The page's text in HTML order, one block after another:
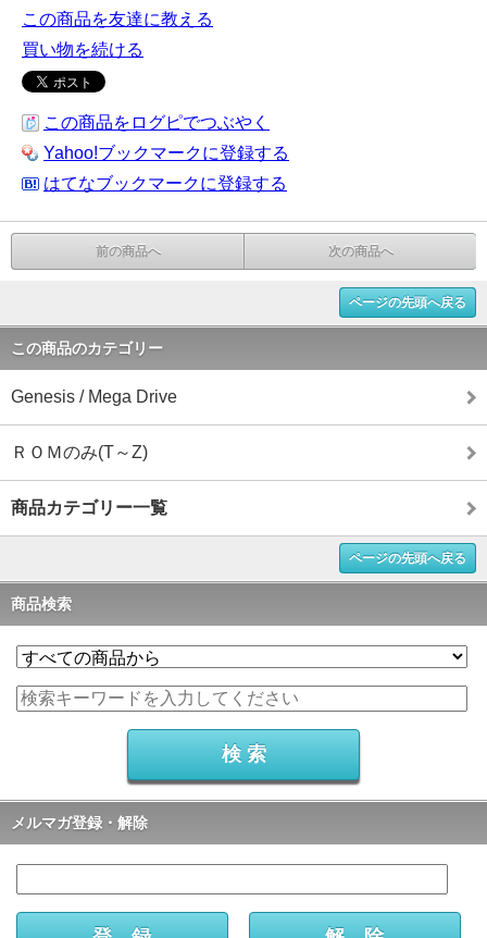
この商品を友達に教える
買い物を続ける
この商品をログピでつぶやく
Yahoo!ブックマークに登録する
はてなブックマークに登録する
前の商品へ 次の商品へ
ページの先頭へ戻る
この商品のカテゴリー
Genesis / Mega Drive
ＲＯＭのみ(T～Z)
商品カテゴリー一覧
ページの先頭へ戻る
商品検索
メルマガ登録・解除